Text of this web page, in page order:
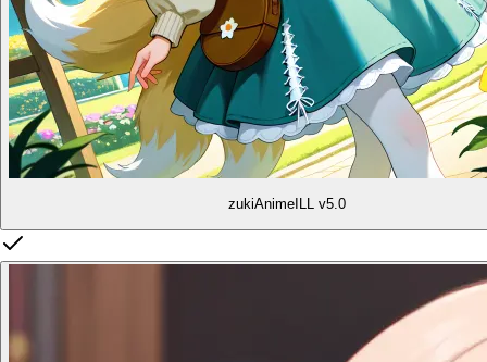
zukiAnimeILL v5.0